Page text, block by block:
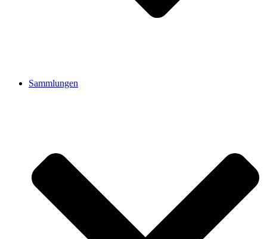
Sammlungen